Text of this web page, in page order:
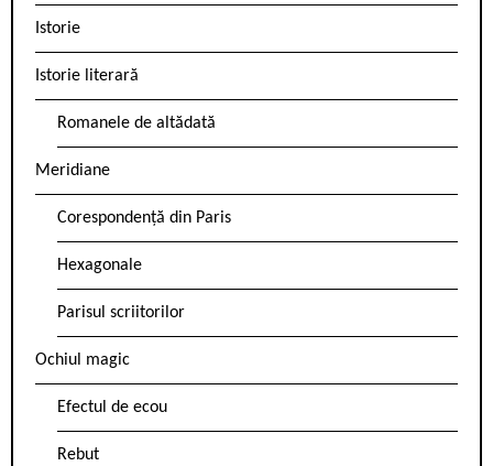
Istorie
Istorie literară
Romanele de altădată
Meridiane
Corespondență din Paris
Hexagonale
Parisul scriitorilor
Ochiul magic
Efectul de ecou
Rebut